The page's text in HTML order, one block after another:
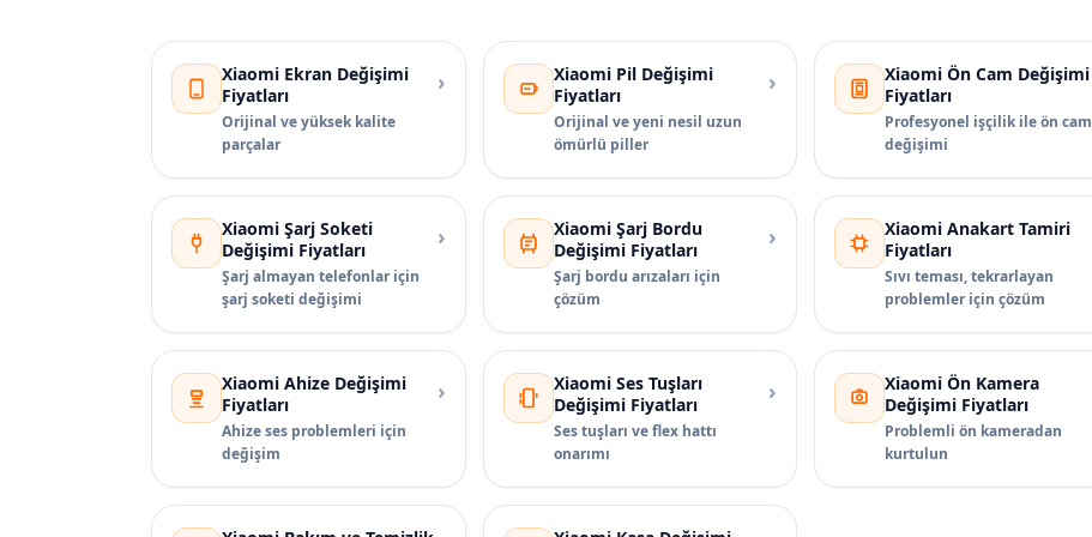
Xiaomi Ekran Değişimi
Fiyatları
Orijinal ve yüksek kalite
parçalar
›
Xiaomi Pil Değişimi
Fiyatları
Orijinal ve yeni nesil uzun
ömürlü piller
›
Xiaomi Ön Cam Değişimi
Fiyatları
Profesyonel işçilik ile ön cam
değişimi
Xiaomi Şarj Soketi
Değişimi Fiyatları
Şarj almayan telefonlar için
şarj soketi değişimi
›
Xiaomi Şarj Bordu
Değişimi Fiyatları
Şarj bordu arızaları için
çözüm
›
Xiaomi Anakart Tamiri
Fiyatları
Sıvı teması, tekrarlayan
problemler için çözüm
Xiaomi Ahize Değişimi
Fiyatları
Ahize ses problemleri için
değişim
›
Xiaomi Ses Tuşları
Değişimi Fiyatları
Ses tuşları ve flex hattı
onarımı
›
Xiaomi Ön Kamera
Değişimi Fiyatları
Problemli ön kameradan
kurtulun